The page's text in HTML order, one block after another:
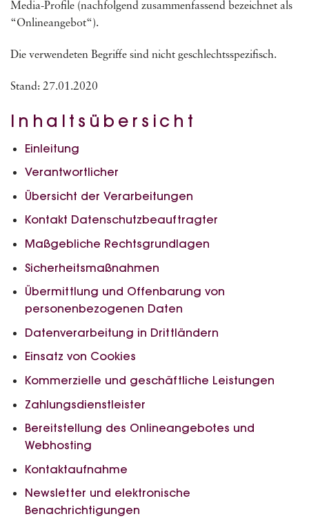
Media-Profile (nachfolgend zusammenfassend bezeichnet als
“Onlineangebot“).
Die verwendeten Begriffe sind nicht geschlechtsspezifisch.
Stand: 27.01.2020
Inhaltsübersicht
Einleitung
Verantwortlicher
Übersicht der Verarbeitungen
Kontakt Datenschutzbeauftragter
Maßgebliche Rechtsgrundlagen
Sicherheitsmaßnahmen
Übermittlung und Offenbarung von
personenbezogenen Daten
Datenverarbeitung in Drittländern
Einsatz von Cookies
Kommerzielle und geschäftliche Leistungen
Zahlungsdienstleister
Bereitstellung des Onlineangebotes und
Webhosting
Kontaktaufnahme
Newsletter und elektronische
Benachrichtigungen